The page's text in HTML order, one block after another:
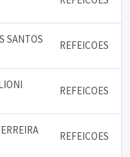
SANTOS REFEICOES
REFEICOES
REFEICOES